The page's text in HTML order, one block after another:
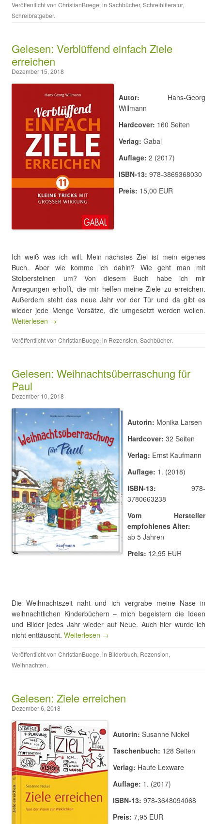
Veröffentlicht von ChristianBuege, in Sachbücher, Schreibliteratur,
Schreibratgeber.
Gelesen: Verblüffend einfach Ziele
erreichen
Dezember 15, 2018
Autor: Hans-Georg
Willmann
Hardcover: 160 Seiten
Verlag: Gabal
Auflage: 2 (2017)
ISBN-13: 978-3869368030
Preis: 15,00 EUR
Ich weiß was ich will. Mein nächstes Ziel ist mein eigenes
Buch. Aber wie komme ich dahin? Wie geht man mit
Stolpersteinen um? Von diesem Buch habe ich mir
Anregungen erhofft, die mir helfen meine Ziele zu erreichen.
Außerdem steht das neue Jahr vor der Tür und da gibt es
wieder jede Menge Vorsätze, die umgesetzt werden wollen.
Weiterlesen →
Veröffentlicht von ChristianBuege, in Rezension, Sachbücher.
Gelesen: Weihnachtsüberraschung für
Paul
Dezember 10, 2018
Autorin: Monika Larsen
Hardcover: 32 Seiten
Verlag: Ernst Kaufmann
Auflage: 1. (2018)
ISBN-13: 978-
3780663238
Vom Hersteller
empfohlenes Alter:
ab 5 Jahren
Preis: 12,95 EUR
Die Weihnachtszeit naht und ich vergrabe meine Nase in
weihnachtlichen Kinderbüchern – mich begeistern die Ideen
und Bilder jedes Jahr wieder auf Neue. Auch hier wurde ich
nicht enttäuscht. Weiterlesen →
Veröffentlicht von ChristianBuege, in Bilderbuch, Rezension,
Weihnachten.
Gelesen: Ziele erreichen
Dezember 6, 2018
Autorin: Susanne Nickel
Taschenbuch: 128 Seiten
Verlag: Haufe Lexware
Auflage: 1. (2017)
ISBN-13: 978-3648094068
Preis: 7,95 EUR